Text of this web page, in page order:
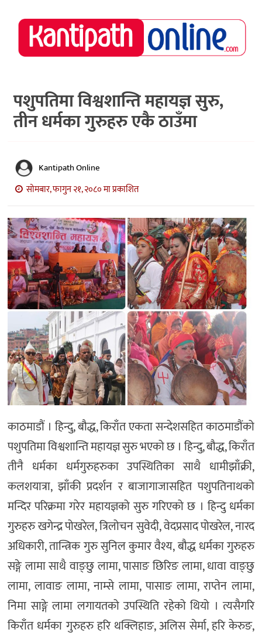
राष्ट्रिय
समाचार
नेपाल
अर्थ/
मनोरञ्जन
स्वास्थ्य
अन्तर्वार्ता/
विचार
अन्तर्राष्ट्रिय/
प्रवास
भिडियो
राशिफल
English
पशुपतिमा विश्वशान्ति महायज्ञ सुरु,
तीन धर्मका गुरुहरु एकै ठाउँमा
Kantipath Online
सोमबार, फागुन २१, २०८० मा प्रकाशित
काठमाडौं । हिन्दु, बौद्ध, किराँत एकता सन्देशसहित काठमाडौंको
पशुपतिमा विश्वशान्ति महायज्ञ सुरु भएको छ । हिन्दु, बौद्ध, किराँत
तीनै धर्मका धर्मगुरुहरुका उपस्थितिका साथै धामीझाँक्री,
कलशयात्रा, झाँकी प्रदर्शन र बाजागाजासहित पशुपतिनाथको
मन्दिर परिक्रमा गरेर महायज्ञको सुरु गरिएको छ । हिन्दु धर्मका
गुरुहरु खगेन्द्र पोखरेल, त्रिलोचन सुवेदी, वेदप्रसाद पोखरेल, नारद
अधिकारी, तान्त्रिक गुरु सुनिल कुमार वैश्य, बौद्ध धर्मका गुरुहरु
सङ्गे लामा साथै वाङ्छु लामा, पासाङ छिरिङ लामा, धावा वाङ्छु
लामा, लावाङ लामा, नाम्से लामा, पासाङ लामा, राप्तेन लामा,
निमा साङ्गे लामा लगायतको उपस्थिति रहेको थियो । त्यसैगरि
किराँत धर्मका गुरुहरु हरि थक्लिहाङ, अलिस सेर्मा, हरि केरुङ,